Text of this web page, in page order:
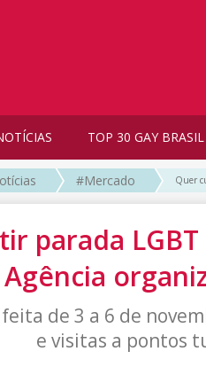
TOP 30 GAY BRASIL
#Mercado Quer
parada
Agência
de 3 a 6 de
e visitas a pontos